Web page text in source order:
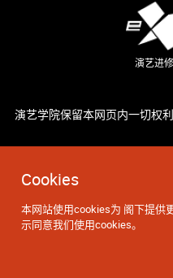
Cookies
本网站使用cookies为 阁下提供
示同意我们使用cookies。
演艺进
演艺学院保留本网页内一切权利